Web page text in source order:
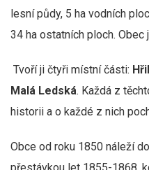
lesní půdy, 5 ha vodních
34 ha ostatních ploch. Obec
Tvoří ji čtyři místní části:
Malá Ledská. Každá z
historii a o každé z nich
Obce od roku 1850 náleží